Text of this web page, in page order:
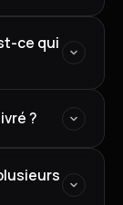
ce qui
?